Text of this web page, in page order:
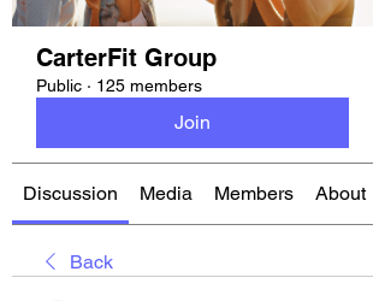
CarterFit Group
Public · 125 members
Join
Discussion Media Members About
Back